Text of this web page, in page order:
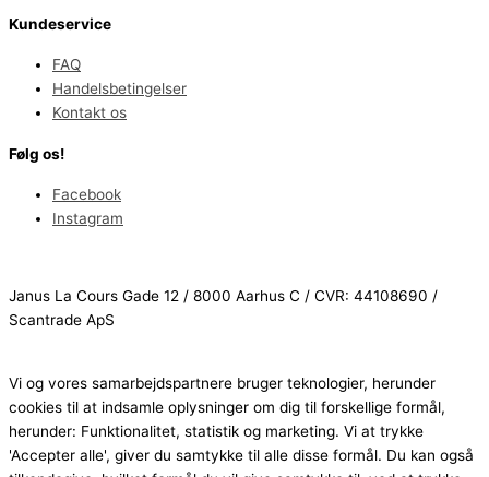
Kundeservice
FAQ
Handelsbetingelser
Kontakt os
Følg os!
Facebook
Instagram
Janus La Cours Gade 12 / 8000 Aarhus C / CVR: 44108690 /
Scantrade ApS
Vi og vores samarbejdspartnere bruger teknologier, herunder
cookies til at indsamle oplysninger om dig til forskellige formål,
herunder: Funktionalitet, statistik og marketing. Vi at trykke
'Accepter alle', giver du samtykke til alle disse formål. Du kan også